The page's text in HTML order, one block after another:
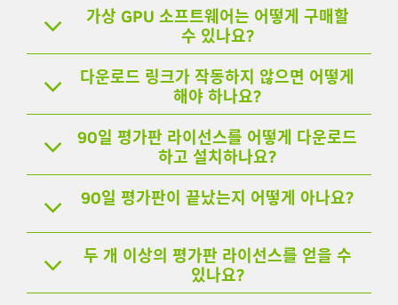
가상 GPU 소프트웨어는 어떻게 구매할
수 있나요?
다운로드 링크가 작동하지 않으면 어떻게
해야 하나요?
90일 평가판 라이선스를 어떻게 다운로드
하고 설치하나요?
90일 평가판이 끝났는지 어떻게 아나요?
두 개 이상의 평가판 라이선스를 얻을 수
있나요?